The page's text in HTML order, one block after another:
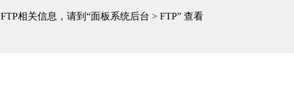
FTP相关信息，请到“面板系统后台 > FTP” 查看